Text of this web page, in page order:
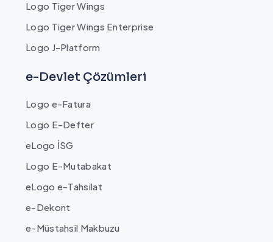
Logo Tiger Wings
Logo Tiger Wings Enterprise
Logo J-Platform
e-Devlet Çözümleri
Logo e-Fatura
Logo E-Defter
eLogo İSG
Logo E-Mutabakat
eLogo e-Tahsilat
e-Dekont
e-Müstahsil Makbuzu